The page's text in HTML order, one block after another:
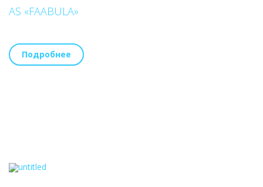
AS «FAABULA»
Подробнее